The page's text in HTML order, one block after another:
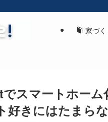
家づ
スマートホー
好きにはたまら